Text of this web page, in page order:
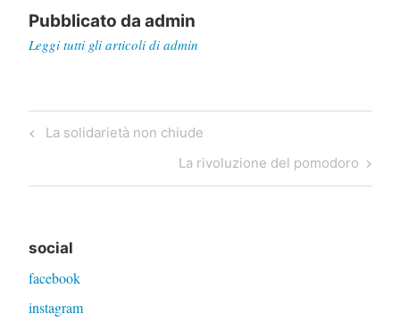
Pubblicato da admin
Leggi tutti gli articoli di admin
Navigazione
Previous
La solidarietà non chiude
Next
Post
La rivoluzione del pomodoro
social
facebook
instagram